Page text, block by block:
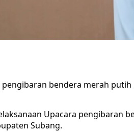
pengibaran bendera merah
Upacara pengibaran
Subang.